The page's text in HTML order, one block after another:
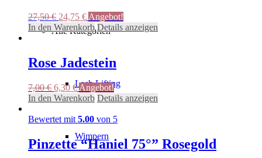
Alle Kategorien
Lash Lifting
Wimpern
Optionen
können
auf
Produktseite
gewählt
27,50€ Ursprünglicher
Preis
war:
24,75 €Aktueller
Preis
ist:
Angebot!
In den Warenkorb Details anzeigen
Rose Jadestein
7,00€ Ursprünglicher
Preis
7,00 €
6,30 €Aktueller
Preis
6,30 €.
Angebot!
In den Warenkorb Details anzeigen
Bewertet mit 5.00 von 5
Pinzette “Haniel 75°” Rosegold